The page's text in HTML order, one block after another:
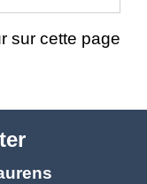
sur cette page